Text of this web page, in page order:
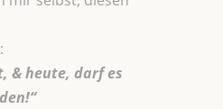
& heute, darf es